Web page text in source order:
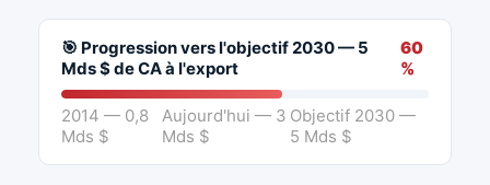
🎯 Progression vers l'objectif 2030 — 5
Mds $ de CA à l'export
60
%
2014 — 0,8
Mds $
Aujourd'hui — 3
Mds $
Objectif 2030 —
5 Mds $